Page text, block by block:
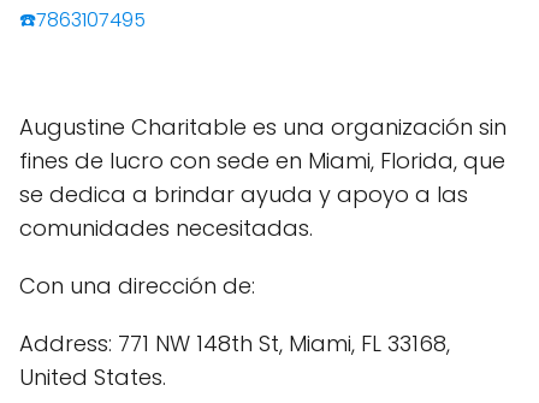
☎️7863107495
Augustine Charitable es una organización sin
fines de lucro con sede en Miami, Florida, que
se dedica a brindar ayuda y apoyo a las
comunidades necesitadas.
Con una dirección de:
Address: 771 NW 148th St, Miami, FL 33168,
United States.